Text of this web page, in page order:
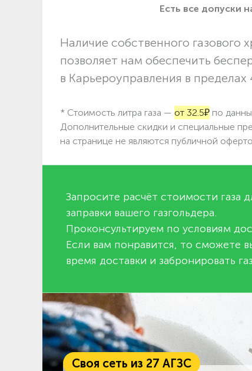
Есть все допуски
Наличие собственного газового
позволяет нам обеспечить
в Карьероуправления в
* Стоимость литра газа — от 32.5₽ по
Дополнительные скидки и специальные
на странице не являются публичной
Запросите расчёт стоимости газа
заправки вашего газгольдера.
Проконсультируем по условиям
Если вам понравится, то сможете
время доставки и забронировать
Своя сеть из 27 АГЗС